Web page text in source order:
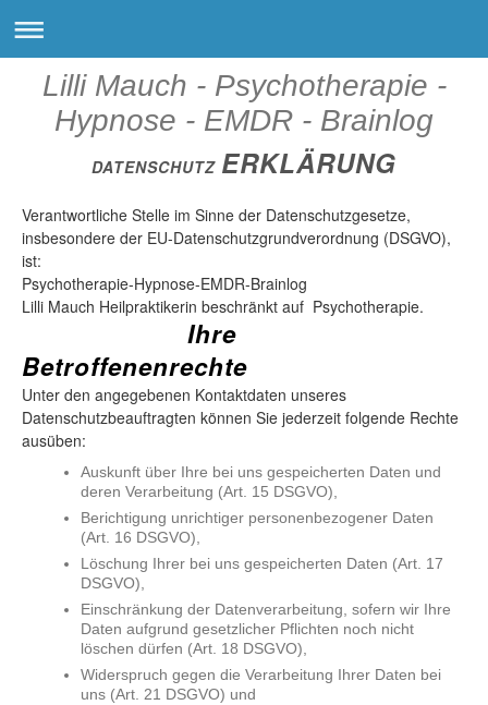
Lilli Mauch - Psychotherapie -
Hypnose - EMDR - Brainlog
DATENSCHUTZ ERKLÄRUNG
Verantwortliche Stelle im Sinne der Datenschutzgesetze,
insbesondere der EU-Datenschutzgrundverordnung (DSGVO),
ist:
Psychotherapie-Hypnose-EMDR-Brainlog
Lilli Mauch Heilpraktikerin beschränkt auf Psychotherapie.
Ihre
Betroffenenrechte
Unter den angegebenen Kontaktdaten unseres
Datenschutzbeauftragten können Sie jederzeit folgende Rechte
ausüben:
Auskunft über Ihre bei uns gespeicherten Daten und
deren Verarbeitung (Art. 15 DSGVO),
Berichtigung unrichtiger personenbezogener Daten
(Art. 16 DSGVO),
Löschung Ihrer bei uns gespeicherten Daten (Art. 17
DSGVO),
Einschränkung der Datenverarbeitung, sofern wir Ihre
Daten aufgrund gesetzlicher Pflichten noch nicht
löschen dürfen (Art. 18 DSGVO),
Widerspruch gegen die Verarbeitung Ihrer Daten bei
uns (Art. 21 DSGVO) und